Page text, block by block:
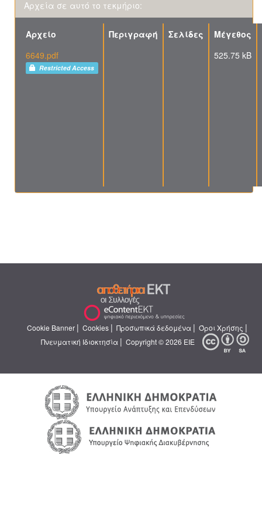
Αρχεία σε αυτό το τεκμήριο:
Αρχείο Περιγραφή Σελίδες
Μέγεθος
6649.pdf
Restricted Access
525.75 kB
Cookie Banner | Cookies | Προσωπικά δεδομένα | Όροι Χρήσης |
Πνευματική Ιδιοκτησία | Copyright © 2026 ΕΙΕ